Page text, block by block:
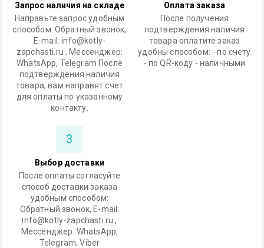
Запрос наличия на складе
Направьте запрос удобным
способом: Обратный звонок,
Е-mail: info@kotly-
zapchasti.ru , Мессенджер:
WhatsApp, Telegram После
подтверждения наличия
товара, вам направят счет
для оплаты по указанному
контакту.
Оплата заказа
После получения
подтверждения наличия
товара оплатите заказ
удобны способом: - по счету
- по QR-коду - наличными
3
Выбор доставки
После оплаты согласуйте
способ доставки заказа
удобным способом:
Обратный звонок, Е-mail:
info@kotly-zapchasti.ru ,
Мессенджер: WhatsApp,
Telegram, Viber